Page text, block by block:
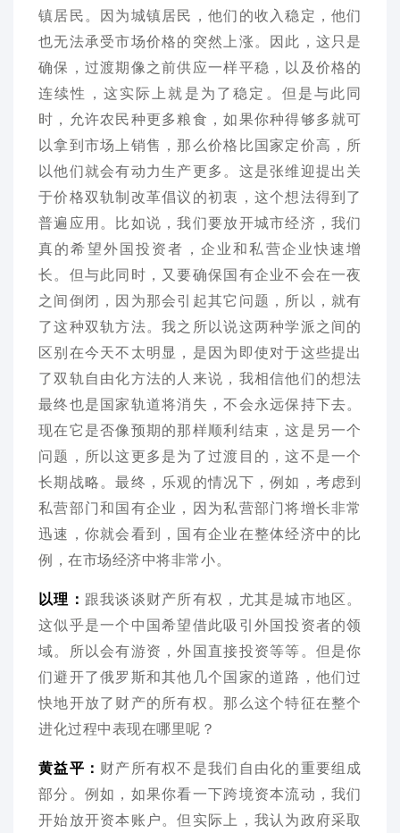
镇居民。因为城镇居民，他们的收入稳定，他们
也无法承受市场价格的突然上涨。因此，这只是
确保，过渡期像之前供应一样平稳，以及价格的
连续性，这实际上就是为了稳定。但是与此同
时，允许农民种更多粮食，如果你种得够多就可
以拿到市场上销售，那么价格比国家定价高，所
以他们就会有动力生产更多。这是张维迎提出关
于价格双轨制改革倡议的初衷，这个想法得到了
普遍应用。比如说，我们要放开城市经济，我们
真的希望外国投资者，企业和私营企业快速增
长。但与此同时，又要确保国有企业不会在一夜
之间倒闭，因为那会引起其它问题，所以，就有
了这种双轨方法。我之所以说这两种学派之间的
区别在今天不太明显，是因为即使对于这些提出
了双轨自由化方法的人来说，我相信他们的想法
最终也是国家轨道将消失，不会永远保持下去。
现在它是否像预期的那样顺利结束，这是另一个
问题，所以这更多是为了过渡目的，这不是一个
长期战略。最终，乐观的情况下，例如，考虑到
私营部门和国有企业，因为私营部门将增长非常
迅速，你就会看到，国有企业在整体经济中的比
例，在市场经济中将非常小。
以理： 跟我谈谈财产所有权，尤其是城市地区。
这似乎是一个中国希望借此吸引外国投资者的领
域。所以会有游资，外国直接投资等等。但是你
们避开了俄罗斯和其他几个国家的道路，他们过
快地开放了财产的所有权。那么这个特征在整个
进化过程中表现在哪里呢？
黄益平： 财产所有权不是我们自由化的重要组成
部分。例如，如果你看一下跨境资本流动，我们
开始放开资本账户。但实际上，我认为政府采取